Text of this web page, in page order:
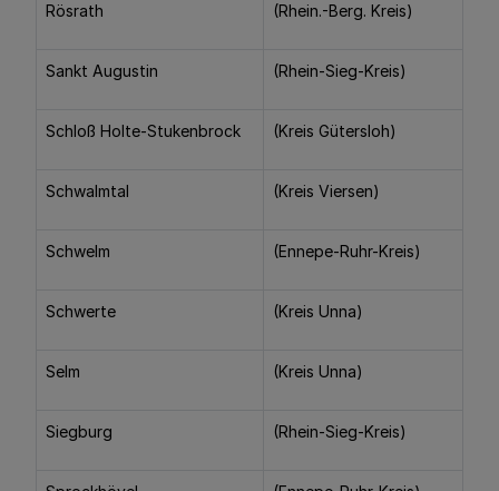
Rösrath (Rhein.-Berg. Kreis)
Sankt Augustin (Rhein-Sieg-Kreis)
Schloß Holte-Stukenbrock (Kreis Gütersloh)
Schwalmtal (Kreis Viersen)
Schwelm (Ennepe-Ruhr-Kreis)
Schwerte (Kreis Unna)
Selm (Kreis Unna)
Siegburg (Rhein-Sieg-Kreis)